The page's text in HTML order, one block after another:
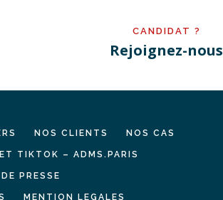
CANDIDAT ?
Rejoignez-nous
NOS CLIENTS NOS CAS
TIKTOK – ADMS.PARIS
PRESSE
MENTION LEGALES